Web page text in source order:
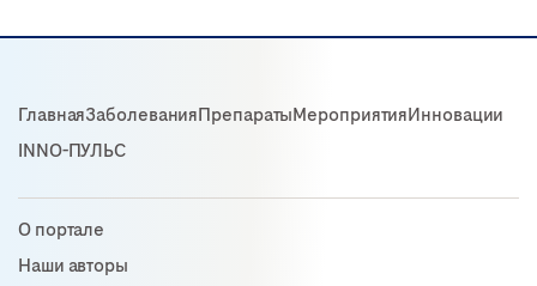
ГлавнаяЗаболеванияПрепаратыМероприятияИнновации
INNO-ПУЛЬС
О портале
Наши авторы